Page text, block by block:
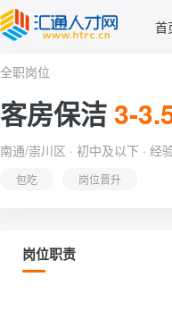
首
全职岗位
客房保洁3-
南通/崇川区 · 初中及以下 · 经
包吃 岗位晋升
岗位职责